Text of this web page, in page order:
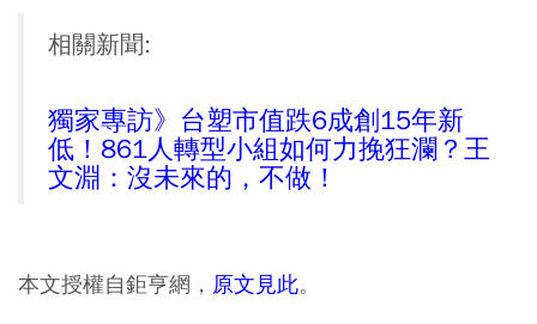
相關新聞:
獨家專訪》台塑市值跌6成創15年新
低！861人轉型小組如何力挽狂瀾？王
文淵：沒未來的，不做！
本文授權自鉅亨網， 原文見此。